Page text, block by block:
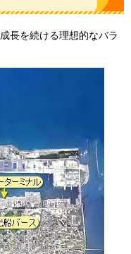
長を続ける理想的なバラ